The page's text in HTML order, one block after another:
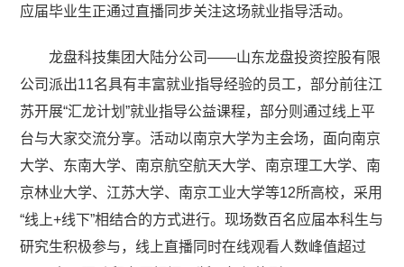
应届毕业生正通过直播同步关注这场就业指导活动。
龙盘科技集团大陆分公司——山东龙盘投资控股有限
公司派出11名具有丰富就业指导经验的员工，部分前往江
苏开展“汇龙计划”就业指导公益课程，部分则通过线上平
台与大家交流分享。活动以南京大学为主会场，面向南京
大学、东南大学、南京航空航天大学、南京理工大学、南
京林业大学、江苏大学、南京工业大学等12所高校，采用
“线上+线下”相结合的方式进行。现场数百名应届本科生与
研究生积极参与，线上直播同时在线观看人数峰值超过